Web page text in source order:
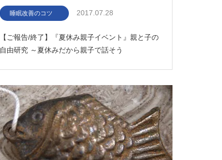
睡眠改善のコツ 2017.07.28
【ご報告/終了】『夏休み親子イベント』親と子の
自由研究 ～夏休みだから親子で話そう